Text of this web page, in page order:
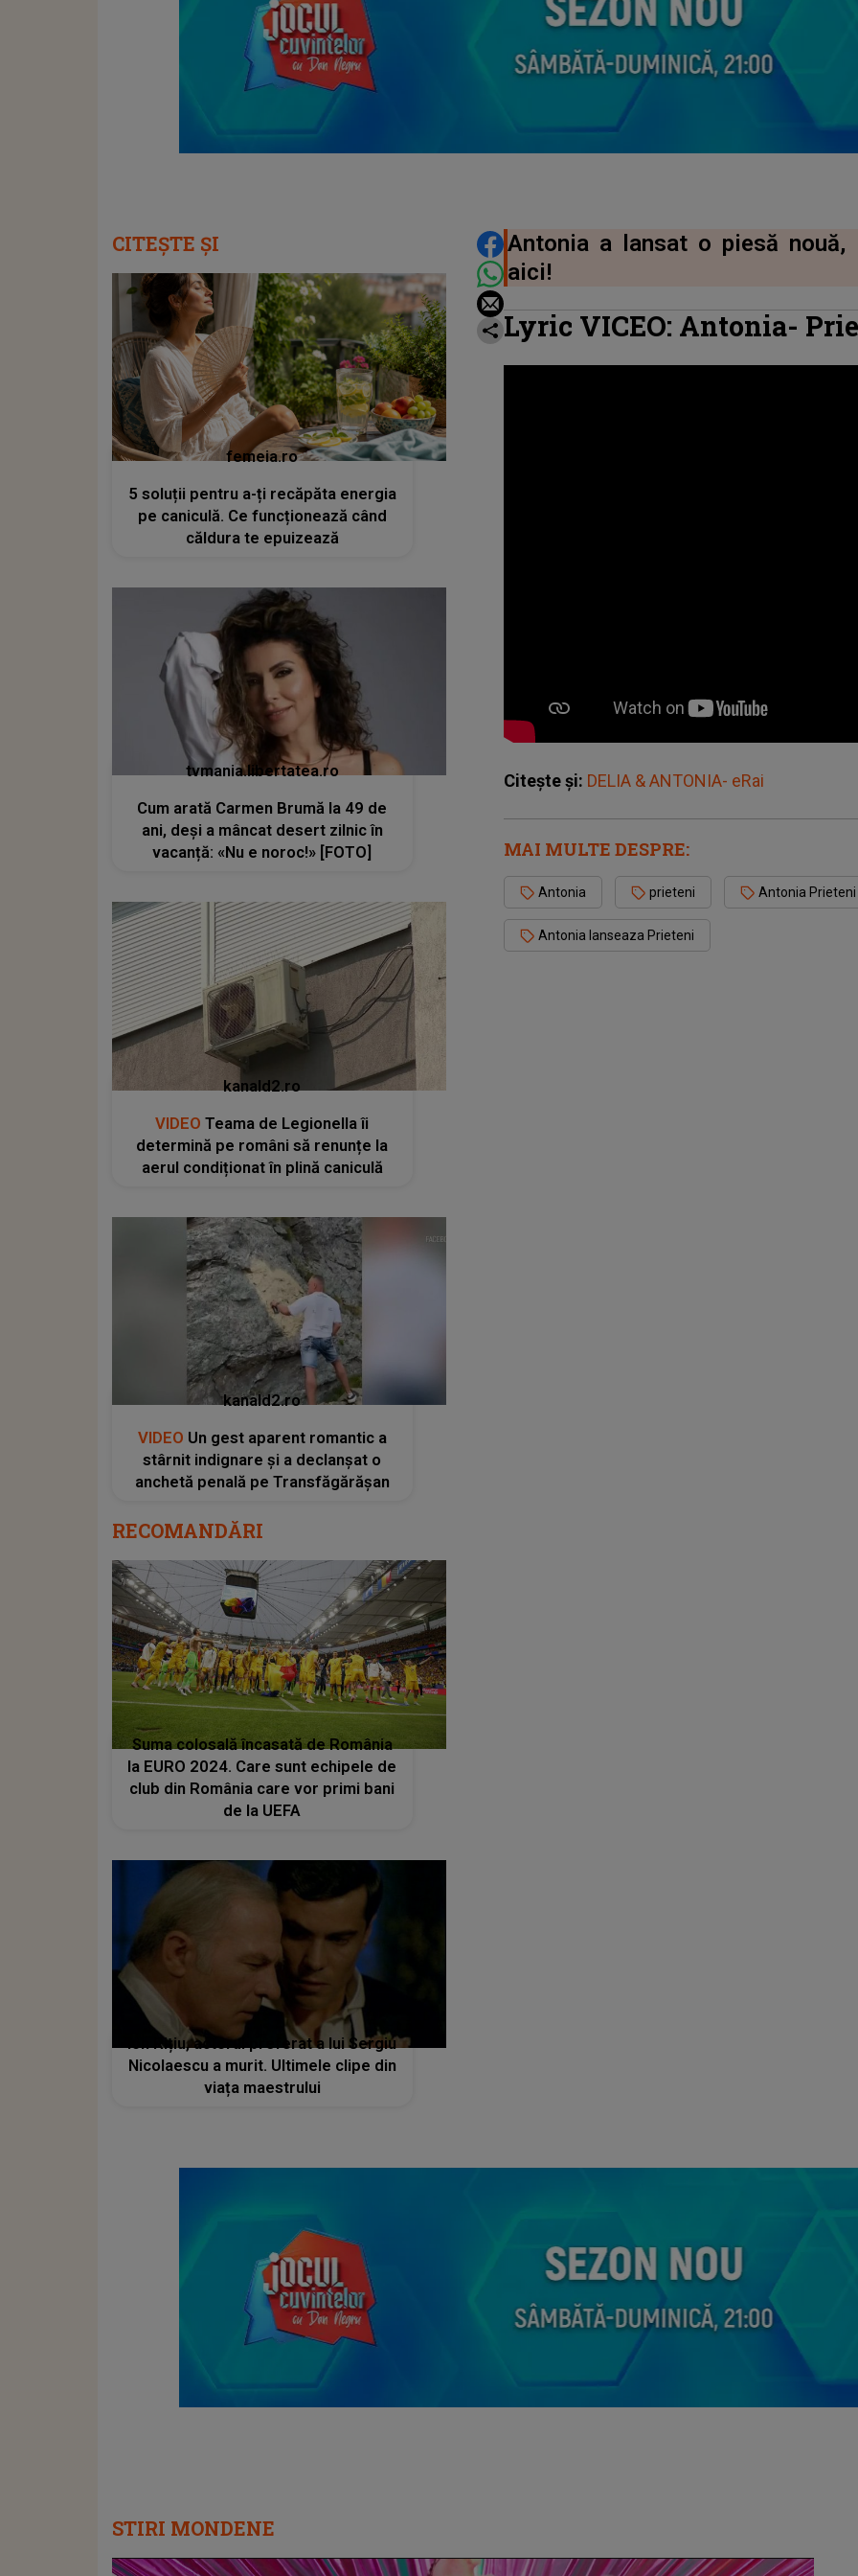
DISTRIBUIE ARTICOLUL
Antonia a lansat o piesă
aici!
Lyric VICEO: Antonia-
Citește și: DELIA & ANTONIA- eRai
MAI MULTE DESPRE:
Antonia prieteni Antonia Prieteni
Antonia lanseaza Prieteni
CITEȘTE ȘI
femeia.ro
5 soluții pentru a-ți recăpăta energia
pe caniculă. Ce funcționează când
căldura te epuizează
tvmania.libertatea.ro
Cum arată Carmen Brumă la 49 de
ani, deși a mâncat desert zilnic în
vacanță: «Nu e noroc!» [FOTO]
kanald2.ro
VIDEO Teama de Legionella îi
determină pe români să renunțe la
aerul condiționat în plină caniculă
kanald2.ro
VIDEO Un gest aparent romantic a
stârnit indignare și a declanșat o
anchetă penală pe Transfăgărășan
RECOMANDĂRI
Suma colosală încasată de România
la EURO 2024. Care sunt echipele de
club din România care vor primi bani
de la UEFA
Ion Rițiu, actorul preferat a lui Sergiu
Nicolaescu a murit. Ultimele clipe din
viața maestrului
STIRI MONDENE